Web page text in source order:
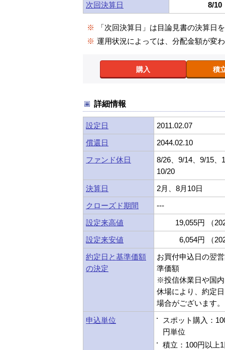
次回決算日
8/10
※
「次回決算日」は目論見書の決算日
※ 運用状況によっては、分配金額が変
購入 積
詳細情報
設定日
2011.02.07
償還日
2044.02.10
ファンド休日
8/26、9/14、9/15、
10/20
決算日
2月、8月10日
クローズド期間
---
設定来高値
19,055円 （
設定来安値
6,054円 （
約定日と基準価額
の決定
お買付申込日の翌
準価額
※投信休業日や国
休場により、約定
場合がございます。
申込単位
スポット購入：
円単位
積立：100円以上